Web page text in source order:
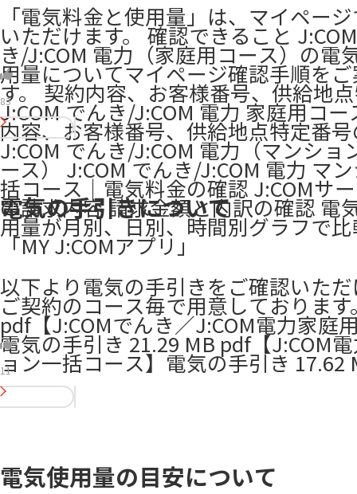
「電気料金と使用量」は、マイペー
いただけます。 確認できること
き/J:COM 電力（家庭用コース）の電
用量についてマイページ確認手順を
す。 契約内容、お客様番号、供給地
J:COM でんき/J:COM 電力 家庭用コ
内容、お客様番号、供給地点特定番
J:COM でんき/J:COM 電力（マンショ
ース） J:COM でんき/J:COM 電力 マ
括コース｜電気料金の確認 J:COMサ
の請求内容 請求金額と内訳の確認 電
用量が月別、日別、時間別グラフで
「MY J:COMアプリ」
83
電気の手引きについて
以下より電気の手引きをご確認いた
ご契約のコース毎で用意しております
pdf【J:COMでんき／J:COM電力家庭
電気の手引き 21.29 MB pdf【J:COM
ョン一括コース】電気の手引き 17.62
11
電気使用量の目安について